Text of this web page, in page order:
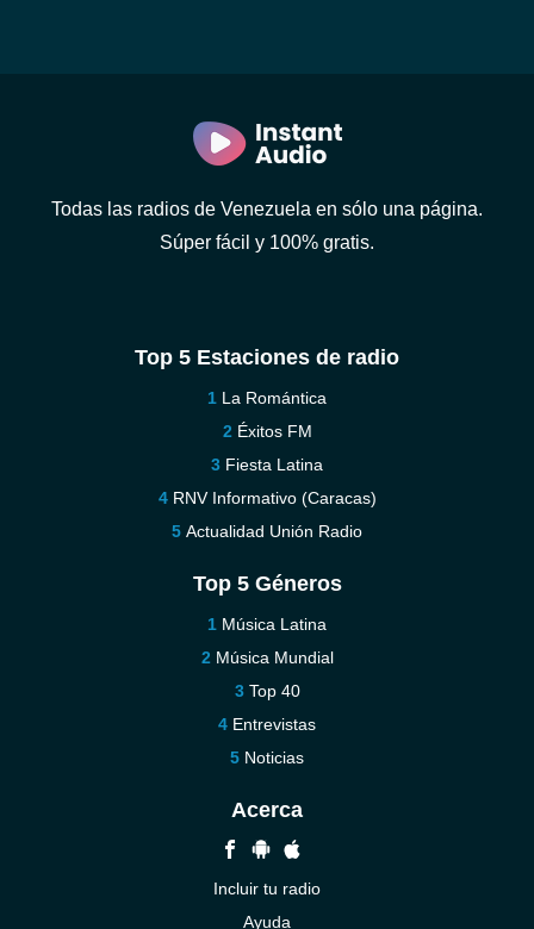
Todas las radios de Venezuela en sólo una página.
Súper fácil y 100% gratis.
Top 5 Estaciones de radio
La Romántica
Éxitos FM
Fiesta Latina
RNV Informativo (Caracas)
Actualidad Unión Radio
Top 5 Géneros
Música Latina
Música Mundial
Top 40
Entrevistas
Noticias
Acerca
Incluir tu radio
Ayuda